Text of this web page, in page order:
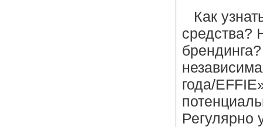
Как
средства?
года/
Регулярно